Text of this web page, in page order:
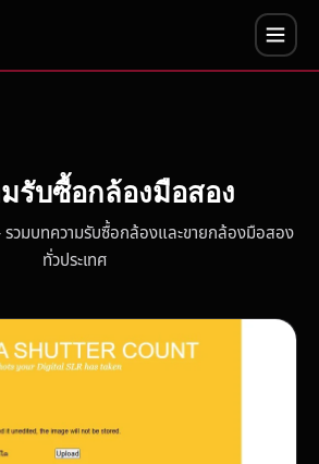
รับซื้อกล้องมือสอง
วมบทความรับซื้อกล้องและขายกล้องมือสอง
ทั่วประเทศ